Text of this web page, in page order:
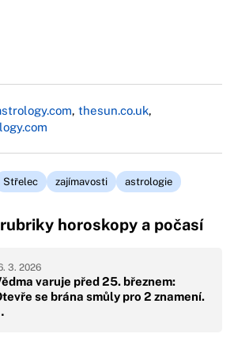
, thesun.co.uk,
Střelec zajímavosti astrologie
horoskopy a počasí
varuje před 25. březnem:
se brána smůly pro 2 znamení.
3. 2026